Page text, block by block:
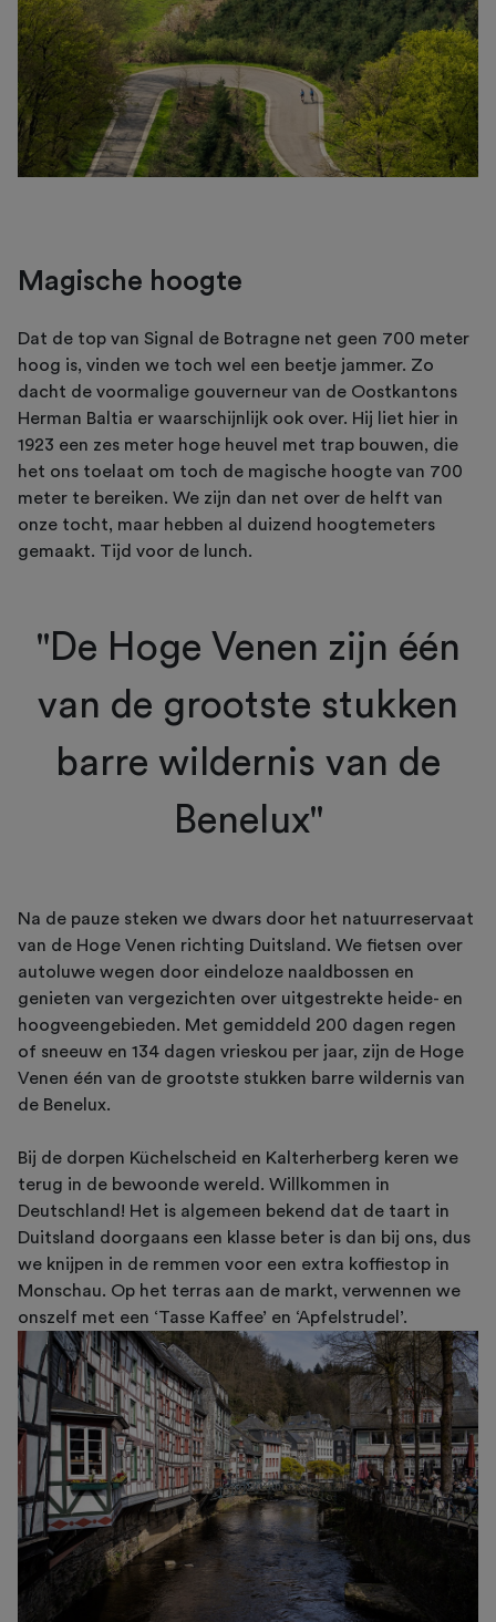
Magische hoogte
Dat de top van Signal de Botragne net geen 700 meter
hoog is, vinden we toch wel een beetje jammer. Zo
dacht de voormalige gouverneur van de Oostkantons
Herman Baltia er waarschijnlijk ook over. Hij liet hier in
1923 een zes meter hoge heuvel met trap bouwen, die
het ons toelaat om toch de magische hoogte van 700
meter te bereiken. We zijn dan net over de helft van
onze tocht, maar hebben al duizend hoogtemeters
gemaakt. Tijd voor de lunch.
"De Hoge Venen zijn één
van de grootste stukken
barre wildernis van de
Benelux"
Na de pauze steken we dwars door het natuurreservaat
van de Hoge Venen richting Duitsland. We fietsen over
autoluwe wegen door eindeloze naaldbossen en
genieten van vergezichten over uitgestrekte heide- en
hoogveengebieden. Met gemiddeld 200 dagen regen
of sneeuw en 134 dagen vrieskou per jaar, zijn de Hoge
Venen één van de grootste stukken barre wildernis van
de Benelux.
Bij de dorpen Küchelscheid en Kalterherberg keren we
terug in de bewoonde wereld. Willkommen in
Deutschland! Het is algemeen bekend dat de taart in
Duitsland doorgaans een klasse beter is dan bij ons, dus
we knijpen in de remmen voor een extra koffiestop in
Monschau. Op het terras aan de markt, verwennen we
onszelf met een ‘Tasse Kaffee’ en ‘Apfelstrudel’.